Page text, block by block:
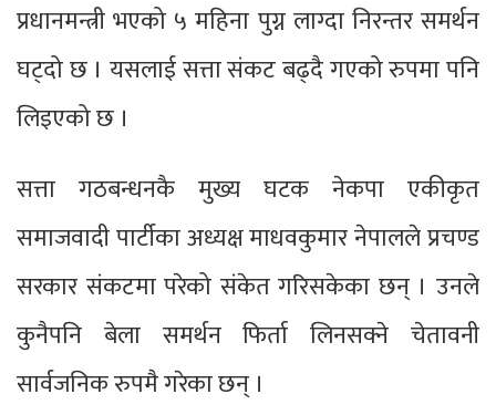
प्रधानमन्त्री भएको ५ महिना पुग्न लाग्दा निरन्तर समर्थन
घट्दो छ । यसलाई सत्ता संकट बढ्दै गएको रुपमा पनि
लिइएको छ ।
सत्ता गठबन्धनकै मुख्य घटक नेकपा एकीकृत
समाजवादी पार्टीका अध्यक्ष माधवकुमार नेपालले प्रचण्ड
सरकार संकटमा परेको संकेत गरिसकेका छन् । उनले
कुनैपनि बेला समर्थन फिर्ता लिनसक्ने चेतावनी
सार्वजनिक रुपमै गरेका छन् ।